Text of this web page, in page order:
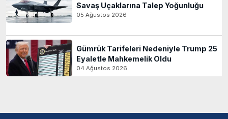
Savaş Uçaklarına Talep Yoğunluğu
05 Ağustos 2026
Gümrük Tarifeleri Nedeniyle Trump 25
Eyaletle Mahkemelik Oldu
04 Ağustos 2026